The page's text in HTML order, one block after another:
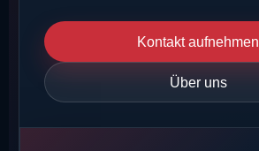
Kontakt aufnehmen
Über uns